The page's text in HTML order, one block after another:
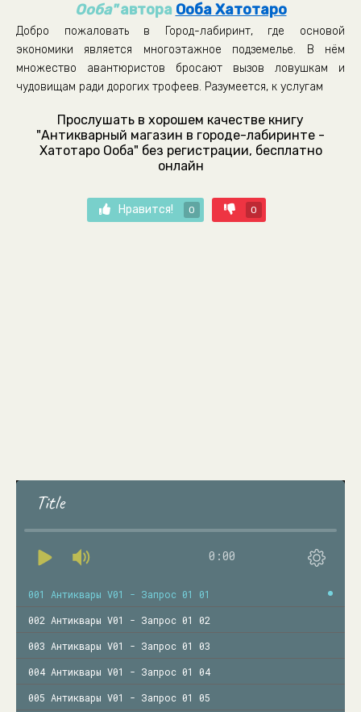
Ооба"автора Ооба Хатотаро
Добро пожаловать в Город-лабиринт, где основой
экономики является многоэтажное подземелье. В нём
множество авантюристов бросают вызов ловушкам и
чудовищам ради дорогих трофеев. Разумеется, к услугам
Прослушать в хорошем качестве книгу
"Антикварный магазин в городе-лабиринте -
Хатотаро Ооба" без регистрации, бесплатно
онлайн
Нравится! 0 0
Title
0:00
001 Антиквары V01 - Запрос 01 01
002 Антиквары V01 - Запрос 01 02
003 Антиквары V01 - Запрос 01 03
004 Антиквары V01 - Запрос 01 04
005 Антиквары V01 - Запрос 01 05